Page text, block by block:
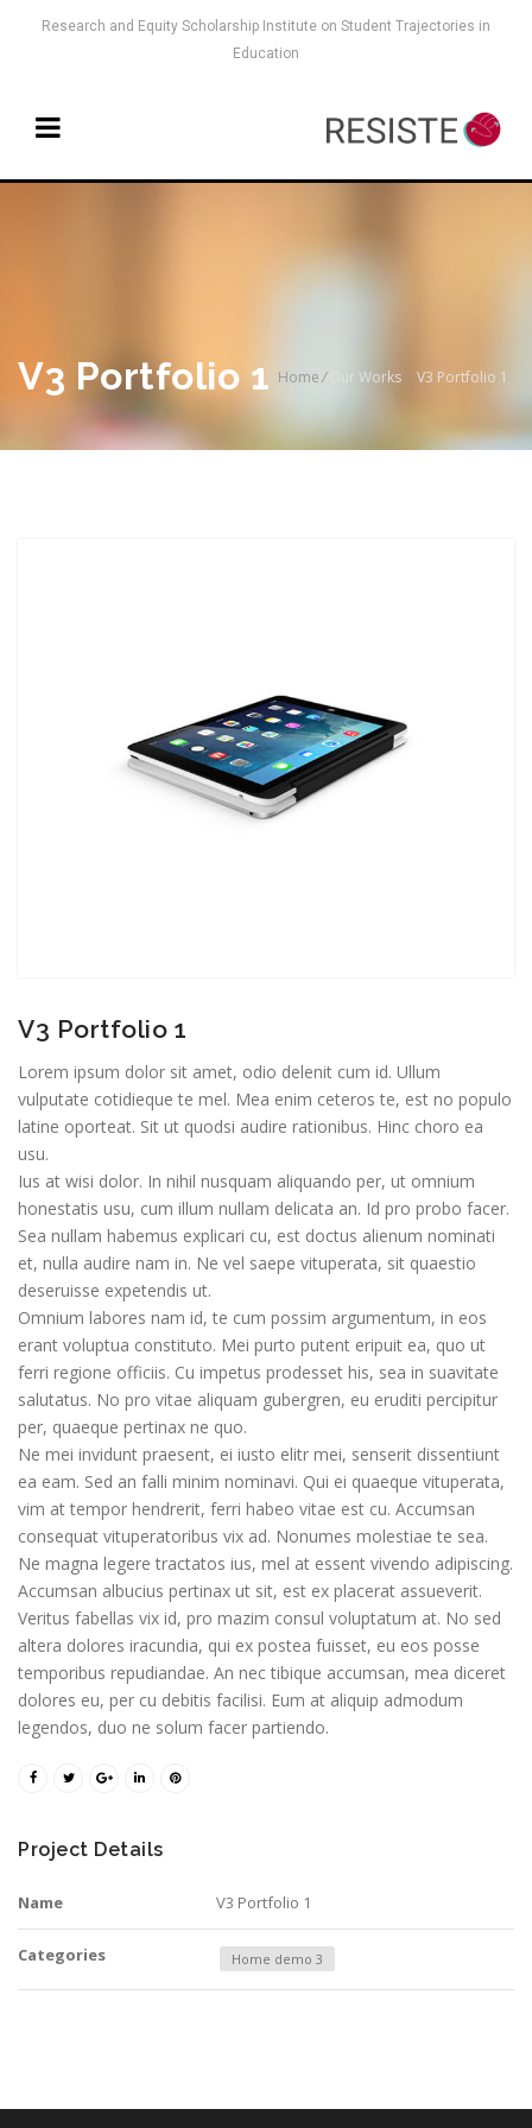
Research and Equity Scholarship Institute on Student Trajectories in
Education
V3 Portfolio 1 Home/ Our Works/ V3 Portfolio 1
V3 Portfolio 1
Lorem ipsum dolor sit amet, odio delenit cum id. Ullum
vulputate cotidieque te mel. Mea enim ceteros te, est no populo
latine oporteat. Sit ut quodsi audire rationibus. Hinc choro ea
usu.
Ius at wisi dolor. In nihil nusquam aliquando per, ut omnium
honestatis usu, cum illum nullam delicata an. Id pro probo facer.
Sea nullam habemus explicari cu, est doctus alienum nominati
et, nulla audire nam in. Ne vel saepe vituperata, sit quaestio
deseruisse expetendis ut.
Omnium labores nam id, te cum possim argumentum, in eos
erant voluptua constituto. Mei purto putent eripuit ea, quo ut
ferri regione officiis. Cu impetus prodesset his, sea in suavitate
salutatus. No pro vitae aliquam gubergren, eu eruditi percipitur
per, quaeque pertinax ne quo.
Ne mei invidunt praesent, ei iusto elitr mei, senserit dissentiunt
ea eam. Sed an falli minim nominavi. Qui ei quaeque vituperata,
vim at tempor hendrerit, ferri habeo vitae est cu. Accumsan
consequat vituperatoribus vix ad. Nonumes molestiae te sea.
Ne magna legere tractatos ius, mel at essent vivendo adipiscing.
Accumsan albucius pertinax ut sit, est ex placerat assueverit.
Veritus fabellas vix id, pro mazim consul voluptatum at. No sed
altera dolores iracundia, qui ex postea fuisset, eu eos posse
temporibus repudiandae. An nec tibique accumsan, mea diceret
dolores eu, per cu debitis facilisi. Eum at aliquip admodum
legendos, duo ne solum facer partiendo.
Project Details
Name V3 Portfolio 1
Categories Home demo 3